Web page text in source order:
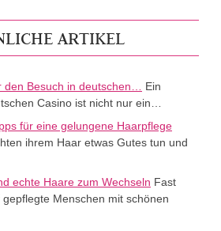
ARTIKEL
Besuch in deutschen…
Ein
Casino ist nicht nur ein…
für eine gelungene Haarpflege
ihrem Haar etwas Gutes tun und
echte Haare zum Wechseln Fast
Menschen mit schönen